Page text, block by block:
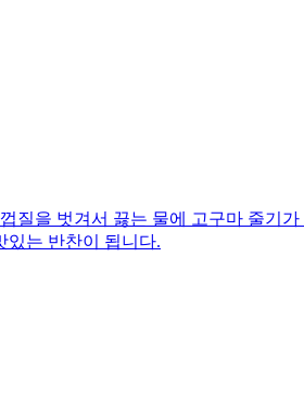
질을 벗겨서 끓는 물에 고구마 줄기
있는 반찬이 됩니다.